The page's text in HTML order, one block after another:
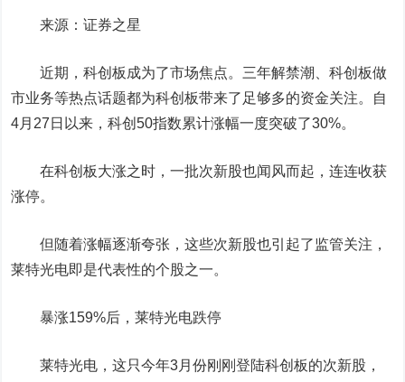
来源：证券之星
近期，科创板成为了市场焦点。三年解禁潮、科创板做
市业务等热点话题都为科创板带来了足够多的资金关注。自
4月27日以来，科创50指数累计涨幅一度突破了30%。
在科创板大涨之时，一批次新股也闻风而起，连连收获
涨停。
但随着涨幅逐渐夸张，这些次新股也引起了监管关注，
莱特光电即是代表性的个股之一。
暴涨159%后，莱特光电跌停
莱特光电，这只今年3月份刚刚登陆科创板的次新股，